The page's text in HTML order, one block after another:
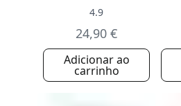
4.9
24,90 €
Adicionar ao
carrinho